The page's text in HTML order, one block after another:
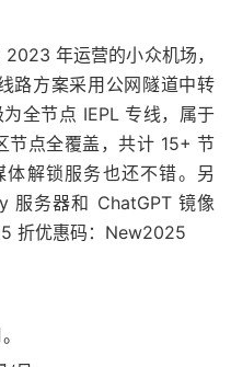
年运营的小众机场，
路方案采用公网隧道中转
全节点 IEPL 专线，属于
节点全覆盖，共计 15+ 节
解锁服务也还不错。另
服务器和 ChatGPT 镜像
折优惠码：New2025